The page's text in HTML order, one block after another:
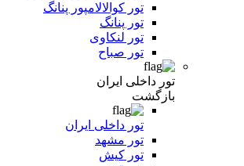
تور کوالالامپور پنانگ
تور پنانگ
تور لنکاوی
تور صباح
تور داخلی ایران
بازگشت
تور داخلی ایران
تور مشهد
تور کیش